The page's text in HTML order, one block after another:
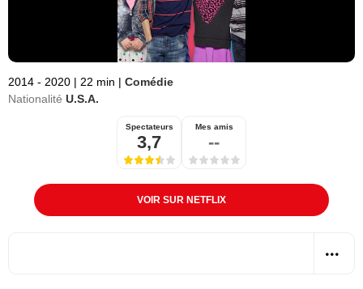
2014 - 2020 | 22 min | Comédie
Nationalité U.S.A.
Spectateurs
3,7
Mes amis
--
VOIR SUR NETFLIX